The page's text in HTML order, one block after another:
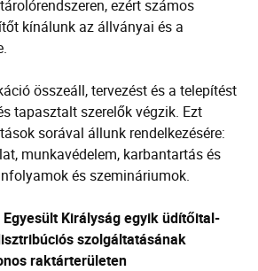
ezért számos
kínálunk az állványai és a
összeáll, tervezést és a telepítést
tapasztalt szerelők végzik. Ezt
sorával állunk rendelkezésére:
munkavédelem, karbantartás és
és szemináriumok.
Királyság egyik üdítőital-
szolgáltatásának
raktárterületen